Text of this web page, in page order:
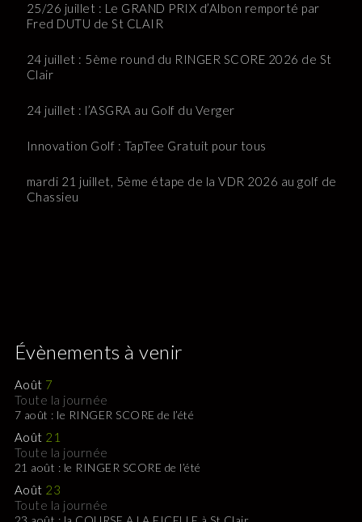
25/26 juillet : Le GRAND PRIX d’Albon remporté par
Fred DUTU de St CLAIR
24 juillet : 5ème round du RINGER SCORE 2026 de St
Clair
24 juillet : l’ASGRA au Golf du Verger
Innovation Golf : TapTee Gratuit pour tous
mardi 21 juillet, 5ème étape de la VDR 2026 au golf de
Chassieu
Évènements à venir
Août 7
Toute la journée
7 août : le RINGER SCORE de l’été
Août 21
Toute la journée
21 août : le RINGER SCORE de l’été
Août 23
Toute la journée